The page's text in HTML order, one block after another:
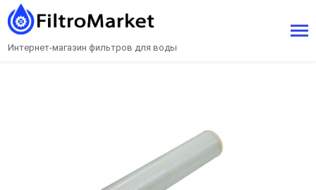
Интернет-магазин фильтров для воды